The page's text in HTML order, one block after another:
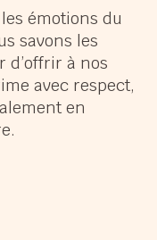
émotions du
savons les
d’offrir à nos
avec respect,
en